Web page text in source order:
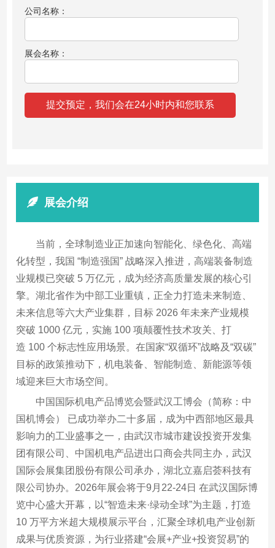
公司名称：
展会名称：
展会介绍
当前，全球制造业正加速向智能化、绿色化、高端
化转型，我国 “制造强国” 战略深入推进，高端装备制造
业规模已突破 5 万亿元，成为经济高质量发展的核心引
擎。湖北省作为中部工业重镇，正全力打造未来制造、
未来信息等六大产业集群，目标 2026 年未来产业规模
突破 1000 亿元，实施 100 项颠覆性技术攻关、打
造 100 个标志性应用场景。在国家“双循环”战略及“双碳”
目标的政策推动下，机电装备、智能制造、新能源等领
域迎来巨大市场空间。
中国国际机电产品博览会暨武汉工博会（简称：中
国机博会） 已成功举办二十多届，成为中西部地区最具
影响力的工业盛事之一，由武汉市城市建设投资开发集
团有限公司、中国机电产品进出口商会共同主办，武汉
国际会展集团股份有限公司承办，湖北立嘉启荟科技有
限公司协办。2026年展会将于9月22-24日 在武汉国际博
览中心盛大开幕，以“智造未来·绿动全球”为主题，打造
10 万平方米超大规模展示平台，汇聚全球机电产业创新
成果与优质资源，为行业搭建“会展+产业+投资贸易”的